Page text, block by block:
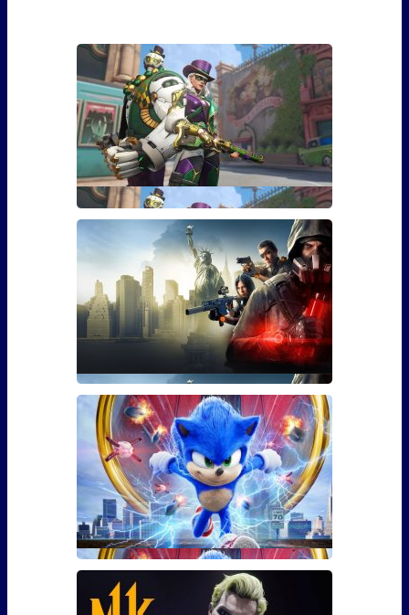
Гайд: Как открыть скин Марди
Гра для Эш из Overwatch
Если вы играли в Overwatch, то наверняка видели
там персона
Гайд: Как использовать бустер
30 уровня для The Division 2
Фанаты The Division 2 наверняка уже в курсе, что 3
марта игра �
Сколько сцен после титров у
Соника?